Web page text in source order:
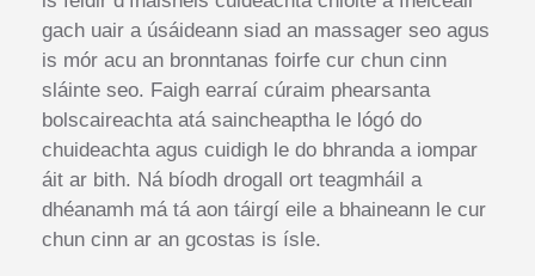
gach uair a úsáideann siad an massager seo agus
is mór acu an bronntanas foirfe cur chun cinn
sláinte seo. Faigh earraí cúraim phearsanta
bolscaireachta atá saincheaptha le lógó do
chuideachta agus cuidigh le do bhranda a iompar
áit ar bith. Ná bíodh drogall ort teagmháil a
dhéanamh má tá aon táirgí eile a bhaineann le cur
chun cinn ar an gcostas is ísle.